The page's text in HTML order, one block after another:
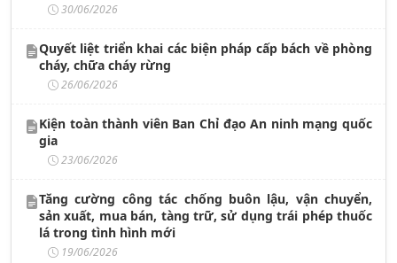
30/06/2026
Quyết liệt triển khai các biện pháp cấp bách về phòng
cháy, chữa cháy rừng
26/06/2026
Kiện toàn thành viên Ban Chỉ đạo An ninh mạng quốc
gia
23/06/2026
Tăng cường công tác chống buôn lậu, vận chuyển,
sản xuất, mua bán, tàng trữ, sử dụng trái phép thuốc
lá trong tình hình mới
19/06/2026